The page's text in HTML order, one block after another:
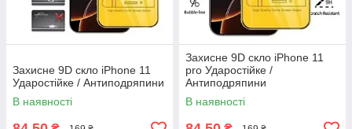
Захисне 9D скло iPhone 11
Ударостійке / Антиподряпини
В наявності
Захисне 9D скло iPhone 11
pro Ударостійке /
Антиподряпини
В наявності